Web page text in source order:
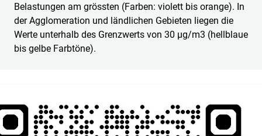
Belastungen am grössten (Farben: violett bis orange). In
der Agglomeration und ländlichen Gebieten liegen die
Werte unterhalb des Grenzwerts von 30 µg/m3 (hellblaue
bis gelbe Farbtöne).